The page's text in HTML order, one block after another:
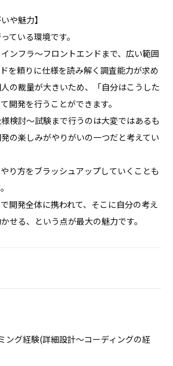
や魅力】
ている環境です。
ンフラ〜フロントエンドまで、広い範囲
を頼りに仕様を読み解く調査能力が求め
の裁量が大きいため、「自分はこうした
開発を行うことができます。
検討〜試験まで行うのは大変ではあるも
の楽しみがやりがいの一つだと考えてい
り方をブラッシュアップしていくことも
開発全体に携われて、そこに自分の考え
せる、という点が最大の魅力です。
グ経験(詳細設計〜コーディングの経